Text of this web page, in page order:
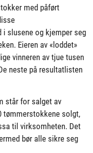
med påført
slusene og kjemper seg
Eieren av «loddet»
vinneren av tjue tusen
neste på resultatlisten
står for salget av
tømmerstokkene solgt,
til virksomheten. Det
bør alle sikre seg